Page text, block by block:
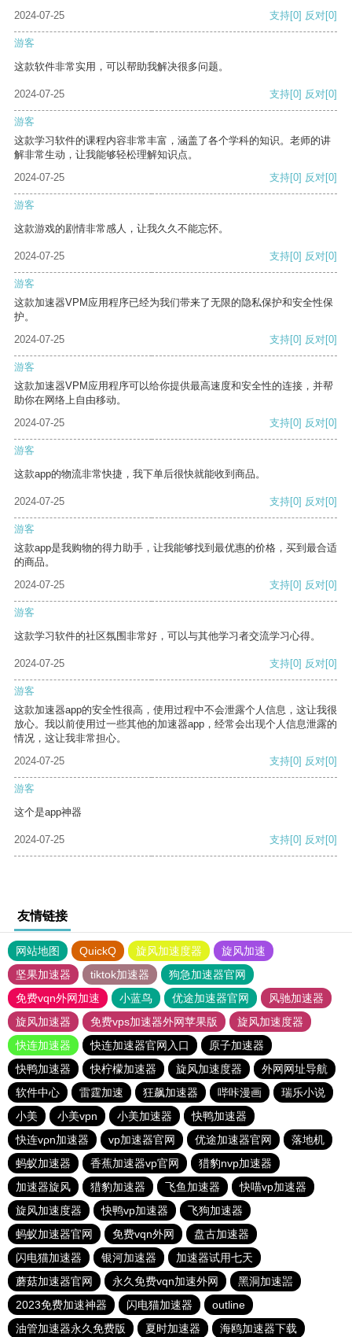
2024-07-25
支持[0] 反对[0]
游客
这款软件非常实用，可以帮助我解决很多问题。
2024-07-25 支持[0] 反对[0]
游客
这款学习软件的课程内容非常丰富，涵盖了各个学科的知识。老师的讲
解非常生动，让我能够轻松理解知识点。
2024-07-25
支持[0] 反对[0]
游客
这款游戏的剧情非常感人，让我久久不能忘怀。
2024-07-25 支持[0] 反对[0]
游客
这款加速器VPM应用程序已经为我们带来了无限的隐私保护和安全性保
护。
2024-07-25
支持[0] 反对[0]
游客
这款加速器VPM应用程序可以给你提供最高速度和安全性的连接，并帮
助你在网络上自由移动。
2024-07-25
支持[0] 反对[0]
游客
这款app的物流非常快捷，我下单后很快就能收到商品。
2024-07-25 支持[0] 反对[0]
游客
这款app是我购物的得力助手，让我能够找到最优惠的价格，买到最合适
的商品。
2024-07-25
支持[0] 反对[0]
游客
这款学习软件的社区氛围非常好，可以与其他学习者交流学习心得。
2024-07-25 支持[0] 反对[0]
游客
这款加速器app的安全性很高，使用过程中不会泄露个人信息，这让我很
放心。我以前使用过一些其他的加速器app，经常会出现个人信息泄露的
情况，这让我非常担心。
2024-07-25
支持[0] 反对[0]
游客
这个是app神器
2024-07-25 支持[0] 反对[0]
友情链接
网站地图 QuickQ 旋风加速度器
旋风加速
坚果加速器
tiktok加速器
狗急加速器官网
免费vqn外网加速
小蓝鸟 优途加速器官网
风驰加速器
旋风加速器
免费vps加速器外网苹果版
旋风加速度器
快连加速器
快连加速器官网入口
原子加速器
快鸭加速器
快柠檬加速器 旋风加速度器
外网网址导航
软件中心
雷霆加速 狂飙加速器 哔咔漫画
瑞乐小说
小美
小美vpn 小美加速器
快鸭加速器
快连vρn加速器
vp加速器官网 优途加速器官网
落地机
蚂蚁加速器
香蕉加速器vp官网
猎豹nvp加速器
加速器旋风
猎豹加速器 飞鱼加速器
快喵vp加速器
旋风加速度器
快鸭vp加速器
飞狗加速器
蚂蚁加速器官网
免费vqn外网
盘古加速器
闪电猫加速器
银河加速器
加速器试用七天
蘑菇加速器官网
永久免费vqn加速外网
黑洞加速噐
2023免费加速神器
闪电猫加速器
outline
油管加速器永久免费版
夏时加速器 海鸥加速器下载